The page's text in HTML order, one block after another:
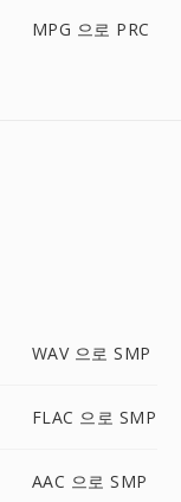
MPG 으로 PRC
WAV 으로 SMP
FLAC 으로 SMP
AAC 으로 SMP